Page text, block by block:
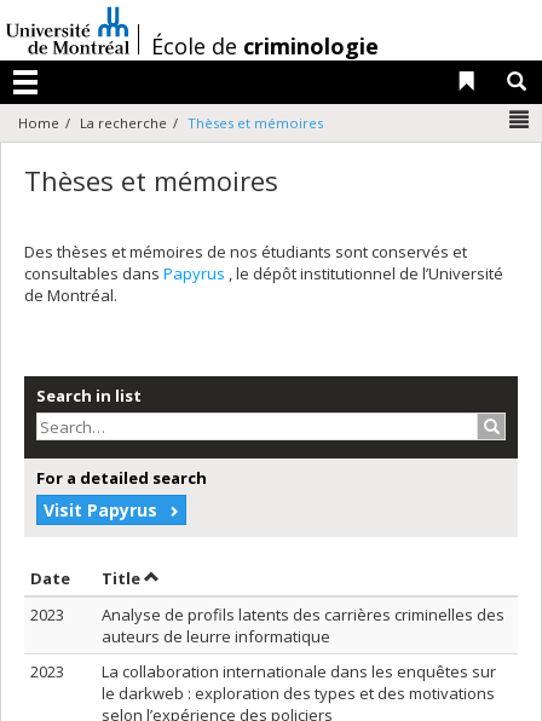
au
contenu
/École de criminologie
Menu
Liens
Home La recherche Thèses et mémoires
Thèses et mémoires
Des thèses et mémoires de nos étudiants sont conservés et
consultables dans Papyrus , le dépôt institutionnel de l’Université
de Montréal.
Search in list
For a detailed search
Visit Papyrus
Date Sort by date in ascending order
TitleSort by title in ascending order
2023
Analyse de profils latents des carrières criminelles des
auteurs de leurre informatique
2023
La collaboration internationale dans les enquêtes sur
le darkweb : exploration des types et des motivations
selon l’expérience des policiers